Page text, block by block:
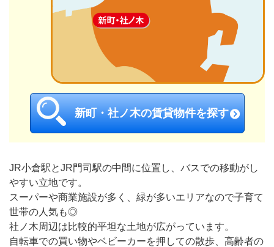
新町・社ノ木の賃貸物件を探す
JR小倉駅とJR門司駅の中間に位置し、バスでの移動がし
やすい立地です。
スーパーや商業施設が多く、緑が多いエリアなので子育て
世帯の人気も◎
社ノ木周辺は比較的平坦な土地が広がっています。
自転車での買い物やベビーカーを押しての散歩、高齢者の